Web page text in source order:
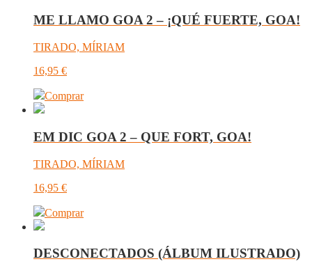
ME LLAMO GOA 2 – ¡QUÉ FUERTE, GOA!
TIRADO, MÍRIAM
16,95 €
Comprar
EM DIC GOA 2 – QUE FORT, GOA!
TIRADO, MÍRIAM
16,95 €
Comprar
DESCONECTADOS (ÁLBUM ILUSTRADO)